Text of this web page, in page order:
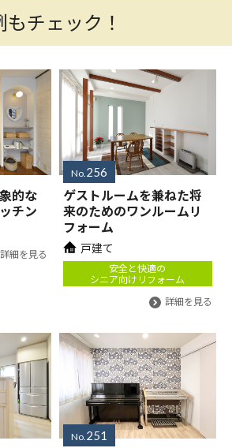
チェック！
的な
チン
詳細を見る
No.256
ゲストルームを兼ねた将
来のためのワンルームリ
フォーム
戸建て
安全と快適の
シニア向けリフォーム
詳細を見る
No.251